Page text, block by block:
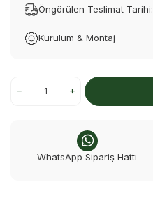
Öngörülen Teslimat Tarihi:
Kurulum & Montaj
WhatsApp Sipariş Hattı